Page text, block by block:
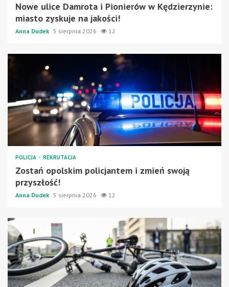
Nowe ulice Damrota i Pionierów w Kędzierzynie:
miasto zyskuje na jakości!
Anna Dudek 5 sierpnia 2026 12
POLICJA REKRUTACJA
Zostań opolskim policjantem i zmień swoją
przyszłość!
Anna Dudek 5 sierpnia 2026 12